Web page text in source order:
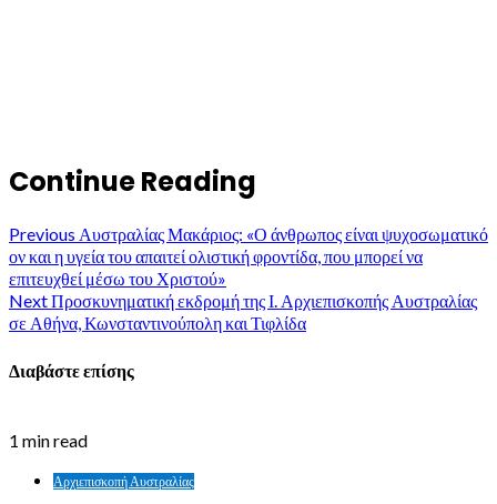
Continue Reading
Previous Αυστραλίας Μακάριος: «Ο άνθρωπος είναι ψυχοσωματικό
ον και η υγεία του απαιτεί ολιστική φροντίδα, που μπορεί να
επιτευχθεί μέσω του Χριστού»
NextΠροσκυνηματική εκδρομή της Ι. Αρχιεπισκοπής Αυστραλίας
σε Αθήνα, Κωνσταντινούπολη και Τιφλίδα
Διαβάστε επίσης
1 min read
Αρχιεπισκοπή Αυστραλίας